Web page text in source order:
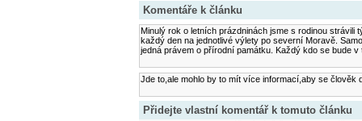
Komentáře k článku
Minulý rok o letních prázdninách jsme s rodinou strávili
každý den na jednotlivé výlety po severní Moravě.
jedná právem o přírodní památku. Každý kdo se bude
Jde to,ale mohlo by to mít více informací,aby se člověk
Přidejte vlastní komentář k tomuto článku